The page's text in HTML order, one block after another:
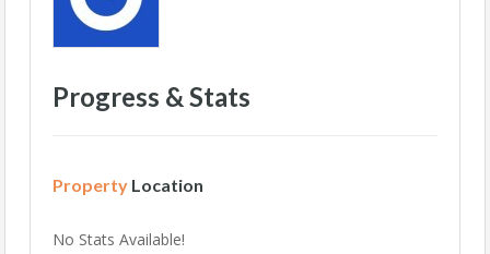
Progress & Stats
Property Location
No Stats Available!